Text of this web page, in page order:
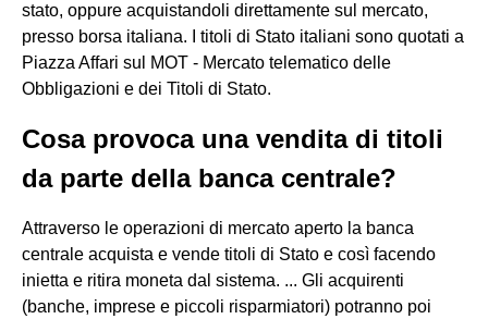
stato, oppure acquistandoli direttamente sul mercato,
presso borsa italiana. I titoli di Stato italiani sono quotati a
Piazza Affari sul MOT - Mercato telematico delle
Obbligazioni e dei Titoli di Stato.
Cosa provoca una vendita di titoli
da parte della banca centrale?
Attraverso le operazioni di mercato aperto la banca
centrale acquista e vende titoli di Stato e così facendo
inietta e ritira moneta dal sistema. ... Gli acquirenti
(banche, imprese e piccoli risparmiatori) potranno poi